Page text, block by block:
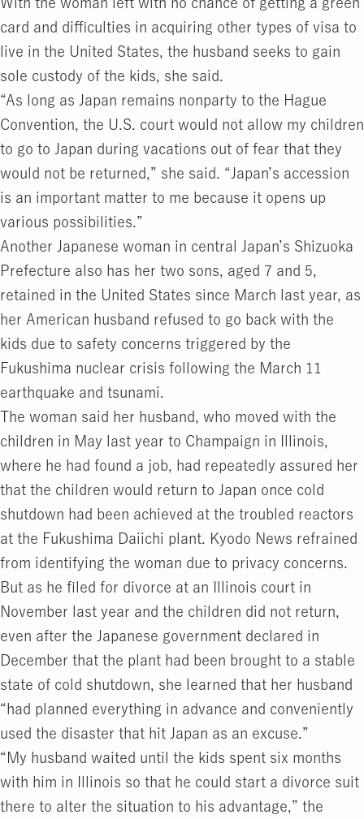
card and difficulties in acquiring other types of visa to
live in the United States, the husband seeks to gain
sole custody of the kids, she said.
“As long as Japan remains nonparty to the Hague
Convention, the U.S. court would not allow my children
to go to Japan during vacations out of fear that they
would not be returned,” she said. “Japan’s accession
is an important matter to me because it opens up
various possibilities.”
Another Japanese woman in central Japan’s Shizuoka
Prefecture also has her two sons, aged 7 and 5,
retained in the United States since March last year, as
her American husband refused to go back with the
kids due to safety concerns triggered by the
Fukushima nuclear crisis following the March 11
earthquake and tsunami.
The woman said her husband, who moved with the
children in May last year to Champaign in Illinois,
where he had found a job, had repeatedly assured her
that the children would return to Japan once cold
shutdown had been achieved at the troubled reactors
at the Fukushima Daiichi plant. Kyodo News refrained
from identifying the woman due to privacy concerns.
But as he filed for divorce at an Illinois court in
November last year and the children did not return,
even after the Japanese government declared in
December that the plant had been brought to a stable
state of cold shutdown, she learned that her husband
“had planned everything in advance and conveniently
used the disaster that hit Japan as an excuse.”
“My husband waited until the kids spent six months
with him in Illinois so that he could start a divorce suit
there to alter the situation to his advantage,” the